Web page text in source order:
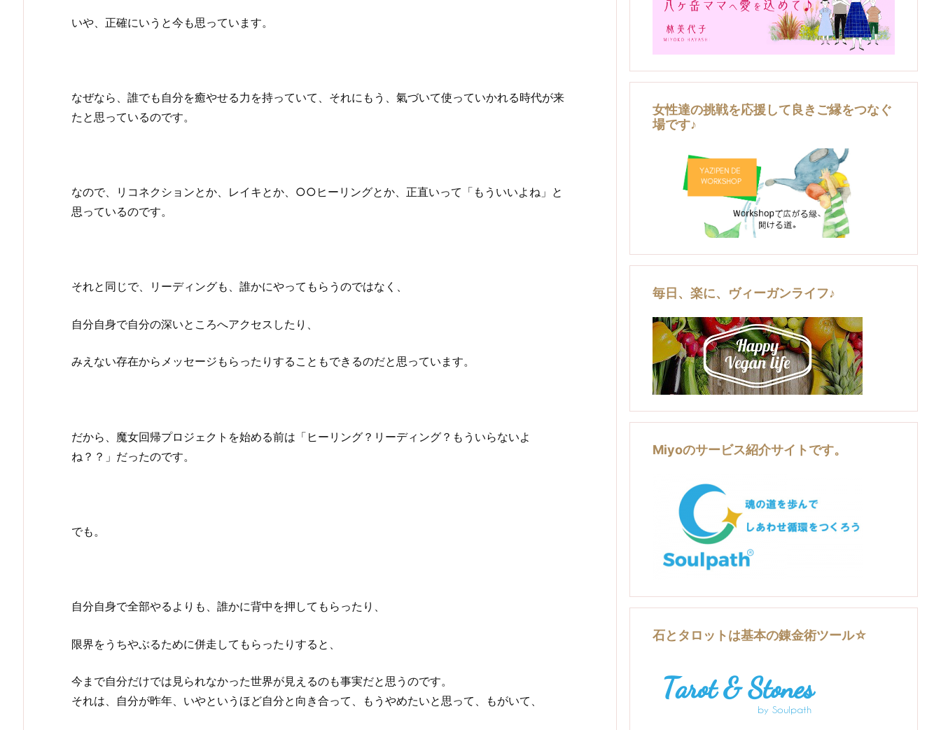
いや、正確にいうと今も思っています。
なぜなら、誰でも自分を癒やせる力を持っていて、それにもう、氣づいて使っていかれる時代が来
たと思っているのです。
なので、リコネクションとか、レイキとか、○○ヒーリングとか、正直いって「もういいよね」と
思っているのです。
それと同じで、リーディングも、誰かにやってもらうのではなく、
自分自身で自分の深いところへアクセスしたり、
みえない存在からメッセージもらったりすることもできるのだと思っています。
だから、魔女回帰プロジェクトを始める前は「ヒーリング？リーディング？もういらないよ
ね？？」だったのです。
でも。
自分自身で全部やるよりも、誰かに背中を押してもらったり、
限界をうちやぶるために併走してもらったりすると、
今まで自分だけでは見られなかった世界が見えるのも事実だと思うのです。
それは、自分が昨年、いやというほど自分と向き合って、もうやめたいと思って、もがいて、
女性達の挑戦を応援して良きご縁をつなぐ
場です♪
毎日、楽に、ヴィーガンライフ♪
Miyoのサービス紹介サイトです。
石とタロットは基本の錬金術ツール☆